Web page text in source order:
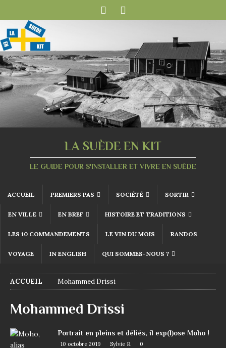
LA SUÈDE EN KIT
LE GUIDE POUR S'INSTALLER ET VIVRE EN SUÈDE
ACCUEIL PREMIERS PAS SOCIÉTÉ SORTIR
EN VILLE EN BREF HISTOIRE ET TRADITIONS
LES 10 COMMANDEMENTS LE VIN DU MOIS RANDOS
VOYAGE IN ENGLISH QUI SOMMES-NOUS ?
ACCUEIL Mohammed Drissi
Mohammed Drissi
Portrait en pleins et déliés, il exp(l)ose Moho !
10 octobre 2019 Sylvie R 0